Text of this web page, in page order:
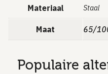
Materiaal Staal
Maat 65/
Populaire